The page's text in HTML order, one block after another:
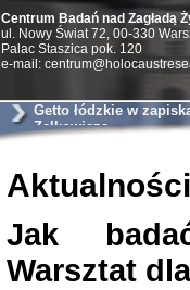
Centrum Badań nad Zagładą
ul. Nowy Świat 72, 00-330
Palac Staszica pok. 120
e-mail:
Getto łódzkie w
Zelkowicza
Aktualności
Jak
Warsztat